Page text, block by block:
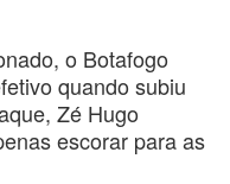
o Botafogo
quando subiu
Zé Hugo
escorar para as